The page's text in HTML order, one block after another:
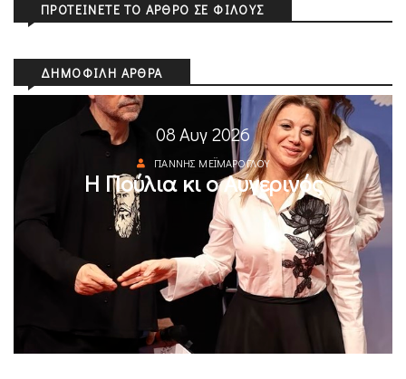
ΠΡΟΤΕΊΝΕΤΕ ΤΟ ΆΡΘΡΟ ΣΕ ΦΊΛΟΥΣ
ΔΗΜΟΦΙΛΉ ΆΡΘΡΑ
08 Αυγ 2026
ΓΙΆΝΝΗΣ ΜΕΪΜΆΡΟΓΛΟΥ
Η Πούλια κι ο Αυγερινός